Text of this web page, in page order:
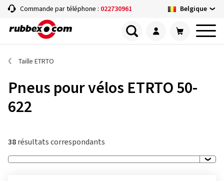
Commande par téléphone : 022730961 Belgique
Taille ETRTO
Pneus pour vélos ETRTO 50-
622
38résultats correspondants